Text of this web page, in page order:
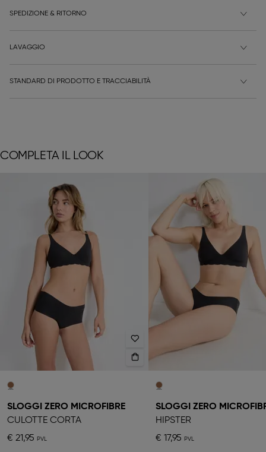
SPEDIZIONE & RITORNO
LAVAGGIO
STANDARD DI PRODOTTO E TRACCIABILITÀ
COMPLETA IL LOOK
SLOGGI ZERO MICROFIBRE
CULOTTE CORTA
€ 21,95
SLOGGI ZERO
HIPSTER
€ 17,95